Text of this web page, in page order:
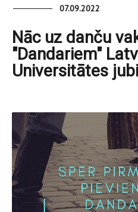
07.09.2022
Nāc uz danču
"Dandariem"
Universitātes